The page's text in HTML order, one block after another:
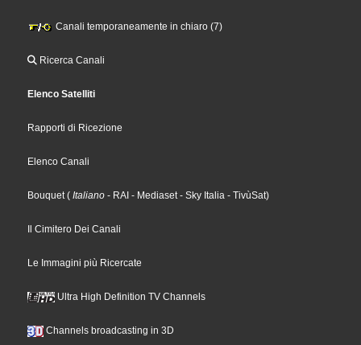
Canali temporaneamente in chiaro (7)
Ricerca Canali
Elenco Satelliti
Rapporti di Ricezione
Elenco Canali
Bouquet( Italiano - RAI - Mediaset- Sky Italia - TivùSat)
Il Cimitero Dei Canali
Le Immagini più Ricercate
Ultra High Definition TV Channels
Channels broadcasting in 3D